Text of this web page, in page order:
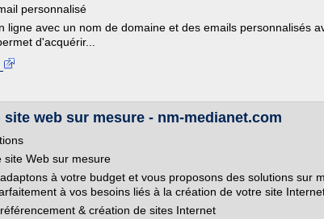
personnalisé
ligne avec un nom de domaine et des emails personnalisés
d'acquérir...
site web sur mesure - nm-medianet.com
site Web sur mesure
à votre budget et vous proposons des solutions sur
à vos besoins liés à la création de votre site
& création de sites Internet